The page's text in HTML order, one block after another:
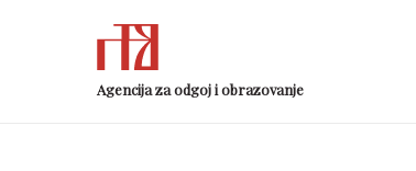
Agencija za odgoj i obrazovanje